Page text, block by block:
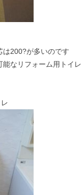
200?が多いのです
なリフォーム用トイレ